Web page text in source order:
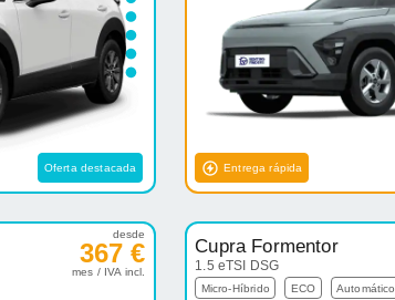
Oferta destacada Entrega rápida
desde
367 €
mes / IVA incl.
Cupra Formentor
1.5 eTSI DSG
Micro-Híbrido ECO Automático